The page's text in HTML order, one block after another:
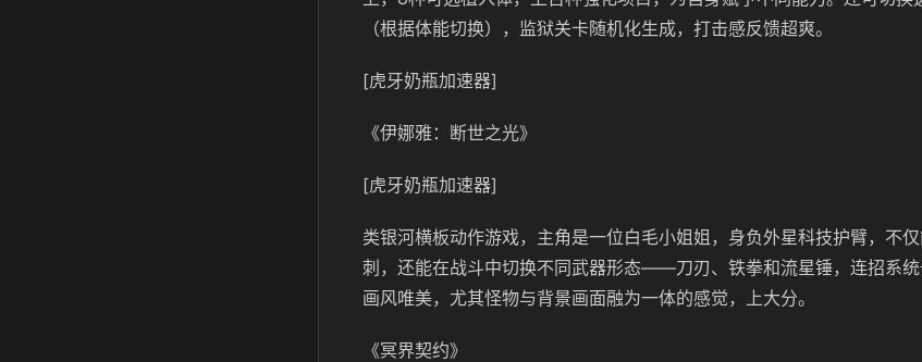
（根据体能切换），监狱关卡随机化生成，打击感反馈超爽。
[虎牙奶瓶加速器]
《伊娜雅：断世之光》
[虎牙奶瓶加速器]
类银河横板动作游戏，主角是一位白毛小姐姐，身负外星科技护臂，不
刺，还能在战斗中切换不同武器形态——刀刃、铁拳和流星锤，连招系
画风唯美，尤其怪物与背景画面融为一体的感觉，上大分。
《冥界契约》